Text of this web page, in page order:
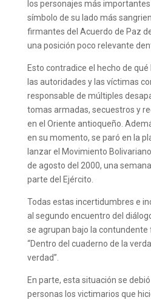
los personajes más
símbolo de su lado más
firmantes del Acuerdo de Paz
una posición poco relevante
Esto contradice el hecho de
las autoridades y las víctimas
responsable de múltiples
tomas armadas, secuestros y
en el Oriente antioqueño.
en su momento, se paró en la
lanzar el Movimiento
de agosto del 2000, una
parte del Ejército.
Todas estas incertidumbres e
al segundo encuentro del
se agrupan bajo la contundente
“Dentro del cuaderno de la
verdad”.
En parte, esta situación se
personas los victimarios que